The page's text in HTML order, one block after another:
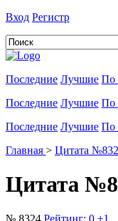
Вход Регистр
Последние Лучшие По
Последние Лучшие По
Последние Лучшие По
Главная > Цитата
Цитата
№ 8324 Рейтинг: 0 +1